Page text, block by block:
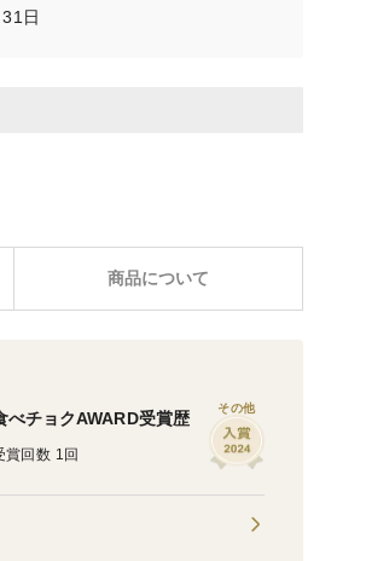
日
商品について
べチョクAWARD受賞歴
賞回数 1回
その他